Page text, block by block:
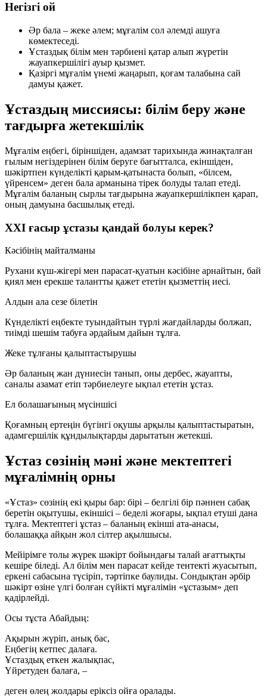
Негізгі ой
Әр бала – жеке әлем; мұғалім сол әлемді ашуға
көмектеседі.
Ұстаздық білім мен тәрбиені қатар алып жүретін
жауапкершілігі ауыр қызмет.
Қазіргі мұғалім үнемі жаңарып, қоғам талабына сай
дамуы қажет.
Ұстаздың миссиясы: білім беру және
тағдырға жетекшілік
Мұғалім еңбегі, біріншіден, адамзат тарихында жинақталған
ғылым негіздерінен білім беруге бағытталса, екіншіден,
шәкіртпен күнделікті қарым-қатынаста болып, «білсем,
үйренсем» деген бала арманына тірек болуды талап етеді.
Мұғалім баланың сырлы тағдырына жауапкершілікпен қарап,
оның дамуына басшылық етеді.
ХХІ ғасыр ұстазы қандай болуы керек?
Кәсібінің майталманы
Рухани күш-жігері мен парасат-қуатын кәсібіне арнайтын, бай
қиял мен ерекше талантты қажет ететін қызметтің иесі.
Алдын ала сезе білетін
Күнделікті еңбекте туындайтын түрлі жағдайларды болжап,
тиімді шешім табуға әрдайым дайын тұлға.
Жеке тұлғаны қалыптастырушы
Әр баланың жан дүниесін танып, оны дербес, жауапты,
саналы азамат етіп тәрбиелеуге ықпал ететін ұстаз.
Ел болашағының мүсіншісі
Қоғамның ертеңін бүгінгі оқушы арқылы қалыптастыратын,
адамгершілік құндылықтарды дарытатын жетекші.
Ұстаз сөзінің мәні және мектептегі
мұғалімнің орны
«Ұстаз» сөзінің екі қыры бар: бірі – белгілі бір пәннен сабақ
беретін оқытушы, екіншісі – беделі жоғары, ықпал етуші дана
тұлға. Мектептегі ұстаз – баланың екінші ата-анасы,
болашаққа айқын жол сілтер ақылшысы.
Мейірімге толы жүрек шәкірт бойындағы талай ағаттықты
кешіре біледі. Ал білім мен парасат кейде тентекті жуасытып,
еркені сабасына түсіріп, тәртіпке баулиды. Сондықтан әрбір
шәкірт өзіне үлгі болған сүйікті мұғалімін «ұстазым» деп
қадірлейді.
Осы тұста Абайдың:
Ақырын жүріп, анық бас,
Еңбегің кетпес далаға.
Ұстаздық еткен жалықпас,
Үйретуден балаға, –
деген өлең жолдары еріксіз ойға оралады.